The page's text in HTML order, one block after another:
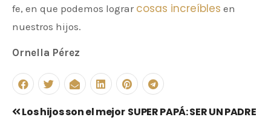
fe, en que podemos lograr cosas increíbles en
nuestros hijos.
Ornella Pérez
Los hijos son el mejor SUPER PAPÁ: SER UN PADRE